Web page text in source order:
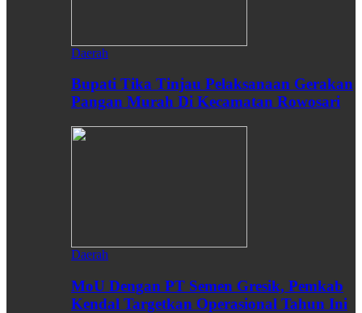
Daerah
Bupati Tika Tinjau Pelaksanaan Gerakan
Pangan Murah Di Kecamatan Rowosari
Daerah
MoU Dengan PT Semen Gresik, Pemkab
Kendal Targetkan Operasional Tahun Ini